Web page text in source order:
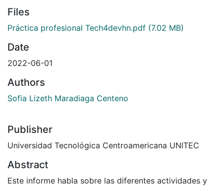
Files
Práctica profesional Tech4devhn.pdf (7.02 MB)
Date
2022-06-01
Authors
Sofia Lizeth Maradiaga Centeno
Publisher
Universidad Tecnológica Centroamericana UNITEC
Abstract
Este informe habla sobre las diferentes actividades y